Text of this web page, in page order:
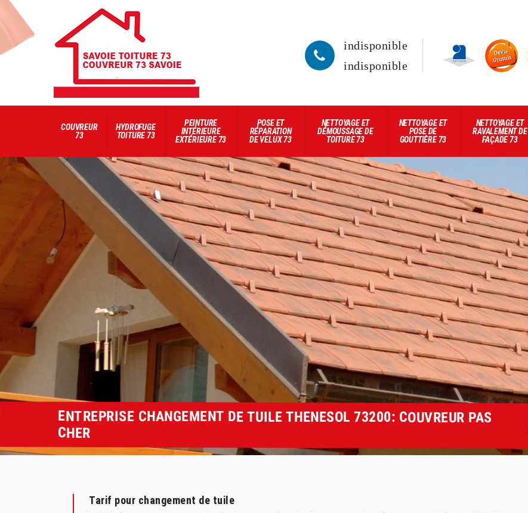
indisponible
indisponible
COUVREUR
73
HYDROFUGE
TOITURE 73
PEINTURE
INTÉRIEURE
EXTÉRIEURE 73
POSE ET
RÉPARATION
DE VELUX 73
NETTOYAGE ET
DÉMOUSSAGE DE
TOITURE 73
NETTOYAGE ET
POSE DE
GOUTTIÈRE 73
NETTOYAGE ET
RAVALEMENT DE
FAÇADE 73
ENTREPRISE CHANGEMENT DE TUILE THENESOL 73200: COUVREUR PAS
CHER
Tarif pour changement de tuile